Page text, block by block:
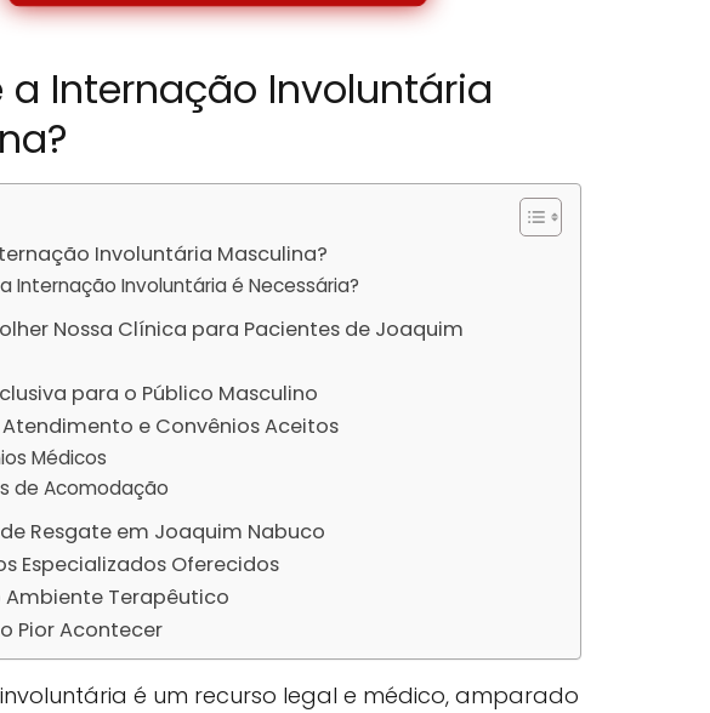
a Internação Involuntária
Involuntária Masculina?
Internação Involuntária é Necessária?
Nossa Clínica para Pacientes de Joaquim
para o Público Masculino
Atendimento e Convênios Aceitos
Médicos
de Acomodação
Resgate em Joaquim Nabuco
Especializados Oferecidos
Ambiente Terapêutico
Pior Acontecer
é um recurso legal e médico, amparado